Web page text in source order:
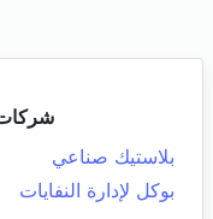
بلاستيك صناعي
بوكل لإدارة النفايات